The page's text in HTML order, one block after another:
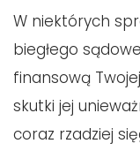
W niektórych
biegłego
finansową
skutki jej
coraz rzadziej